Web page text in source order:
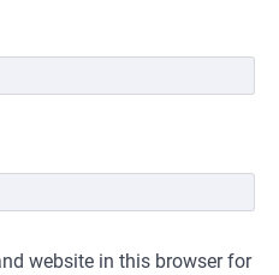
website in this browser for